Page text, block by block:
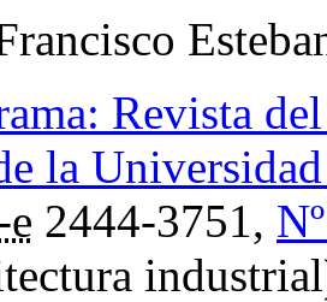
Revista
la
2444-3751,